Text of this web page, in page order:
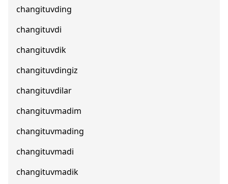
changituvding
changituvdi
changituvdik
changituvdingiz
changituvdilar
changituvmadim
changituvmading
changituvmadi
changituvmadik